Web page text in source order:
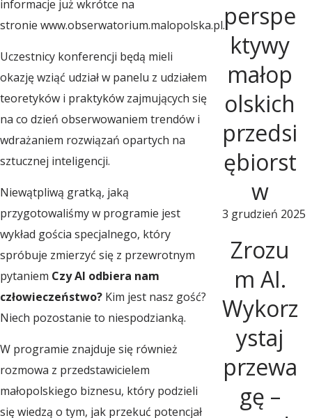
o
z
w
o
j
u
R
e
g
informacje już wkrótce na
stronie www.obserwatorium.malopolska.pl.
Uczestnicy konferencji będą mieli
okazję wziąć udział w panelu z udziałem
teoretyków i praktyków zajmujących się
na co dzień obserwowaniem trendów i
wdrażaniem rozwiązań opartych na
sztucznej inteligencji.
Niewątpliwą gratką, jaką
przygotowaliśmy w programie jest
wykład gościa specjalnego, który
spróbuje zmierzyć się z przewrotnym
pytaniem Czy AI odbiera nam
człowieczeństwo? Kim jest nasz gość?
Niech pozostanie to niespodzianką.
W programie znajduje się również
rozmowa z przedstawicielem
małopolskiego biznesu, który podzieli
się wiedzą o tym, jak przekuć potencjał
perspe
ktywy
małop
olskich
przedsi
ębiorst
w
3 grudzień 2025
Zrozu
m AI.
Wykorz
ystaj
przewa
gę –